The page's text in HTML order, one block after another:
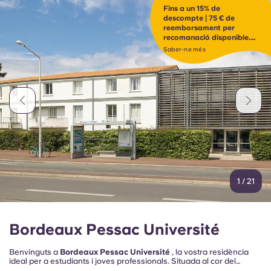
Fins a un 15% de
descompte | 75 € de
reemborsament per
recomanació disponible.
Fes clic per descobrir-ho
Saber-ne més
1 / 21
Bordeaux Pessac Université
Benvinguts a Bordeaux Pessac Université , la vostra residència
ideal per a estudiants i joves professionals. Situada al cor del